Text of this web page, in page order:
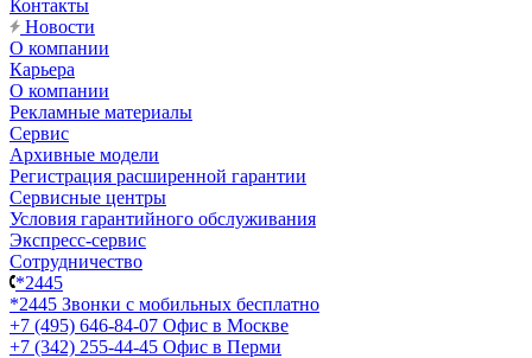
Контакты
Новости
О компании
Карьера
О компании
Рекламные материалы
Сервис
Архивные модели
Регистрация расширенной гарантии
Сервисные центры
Условия гарантийного обслуживания
Экспресс-сервис
Сотрудничество
*2445
*2445 Звонки с мобильных бесплатно
+7 (495) 646-84-07 Офис в Москве
+7 (342) 255-44-45 Офис в Перми